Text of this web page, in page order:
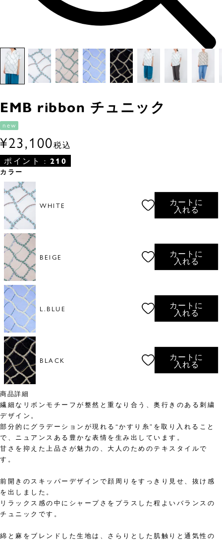
EMB ribbon チュニック
new
¥23,100税込
ポイント : 210
カラー
WHITE
カートに
入れる
BEIGE
カートに
入れる
L.BLUE
カートに
入れる
BLACK
カートに
入れる
商品詳細
繊細なリボンモチーフが整然と重なり合う、奥行きのある刺繍
デザイン。
部分的にグラデーションが現れる“かすり糸”を取り入れること
で、ニュアンスある豊かな表情を生み出しています。
甘さを抑えた上品さが魅力の、大人のためのテキスタイルで
す。
前開きのスキッパーデザインで顔周りをすっきり見せ、抜け感
を出しました。
リラックス感の中にシャープさをプラスした程よいバランスの
チュニックです。
綿と麻をブレンドした生地は、さらりとした肌触りと通気性の